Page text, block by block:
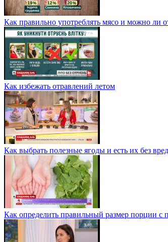
Как правильно употреблять мясо и можно ли
Как избежать отравлений летом
Как выбрать полезные ягоды и есть их без
Как определить правильный размер порции